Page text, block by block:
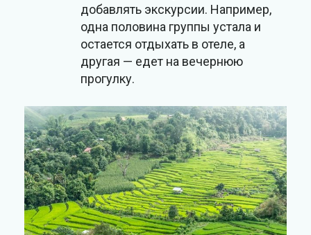
добавлять экскурсии. Например,
одна половина группы устала и
остается отдыхать в отеле, а
другая — едет на вечернюю
прогулку.